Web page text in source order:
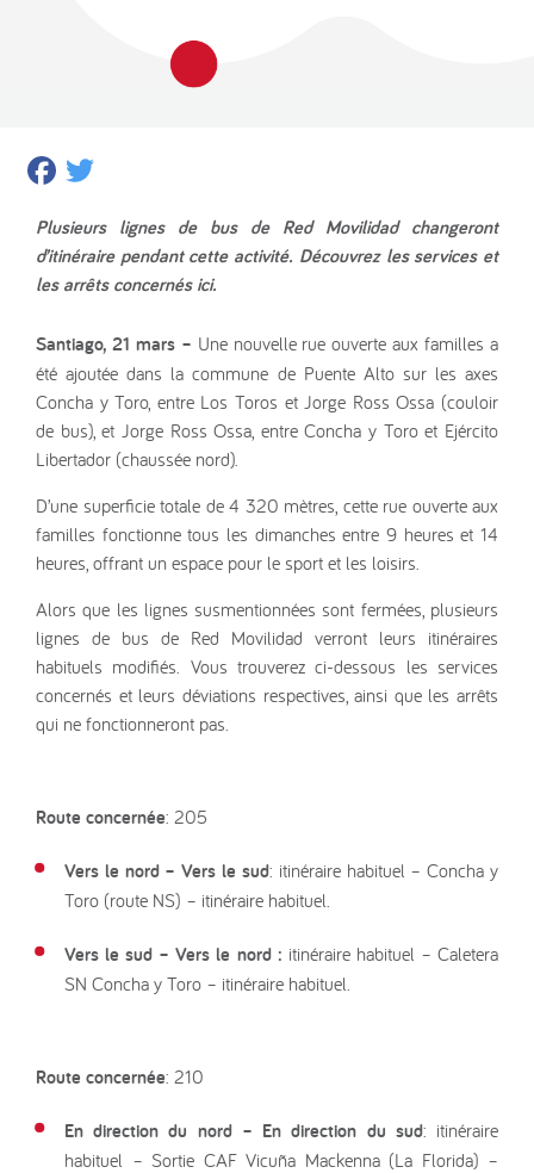
Facebook
Plusieurs lignes de bus de Red Movilidad changeront
d’itinéraire pendant cette activité. Découvrez les services et
les arrêts concernés ici.
Santiago, 21 mars – Une nouvelle rue ouverte aux familles a
été ajoutée dans la commune de Puente Alto sur les axes
Concha y Toro, entre Los Toros et Jorge Ross Ossa (couloir
de bus), et Jorge Ross Ossa, entre Concha y Toro et Ejército
Libertador (chaussée nord).
D’une superficie totale de 4 320 mètres, cette rue ouverte aux
familles fonctionne tous les dimanches entre 9 heures et 14
heures, offrant un espace pour le sport et les loisirs.
Alors que les lignes susmentionnées sont fermées, plusieurs
lignes de bus de Red Movilidad verront leurs itinéraires
habituels modifiés. Vous trouverez ci-dessous les services
concernés et leurs déviations respectives, ainsi que les arrêts
qui ne fonctionneront pas.
Route concernée: 205
Vers le nord – Vers le sud: itinéraire habituel – Concha y
Toro (route NS) – itinéraire habituel.
Vers le sud – Vers le nord : itinéraire habituel – Caletera
SN Concha y Toro – itinéraire habituel.
Route concernée: 210
En direction du nord – En direction du sud: itinéraire
habituel – Sortie CAF Vicuña Mackenna (La Florida) –